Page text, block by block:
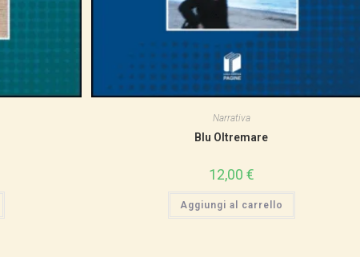
Narrativa
Blu Oltremare
12,00 €
Aggiungi al carrello